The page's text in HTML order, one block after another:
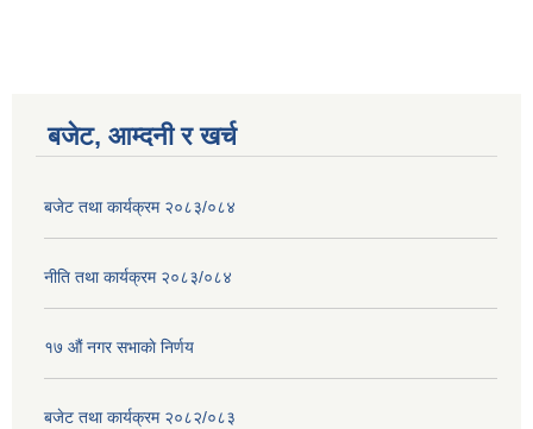
बजेट, आम्दनी र खर्च
बजेट तथा कार्यक्रम २०८३/०८४
नीति तथा कार्यक्रम २०८३/०८४
१७ ‌‍औं नगर सभाकाे निर्णय
बजेट तथा कार्यक्रम २०८२/०८३